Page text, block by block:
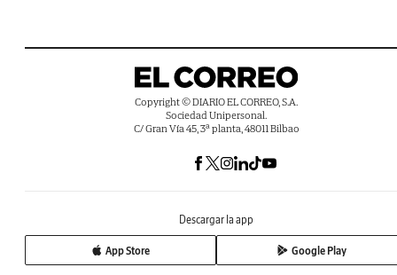
Copyright © DIARIO EL CORREO, S.A.
Sociedad Unipersonal.
C/ Gran Vía 45, 3ª planta, 48011 Bilbao
Descargar la app
App Store Google Play